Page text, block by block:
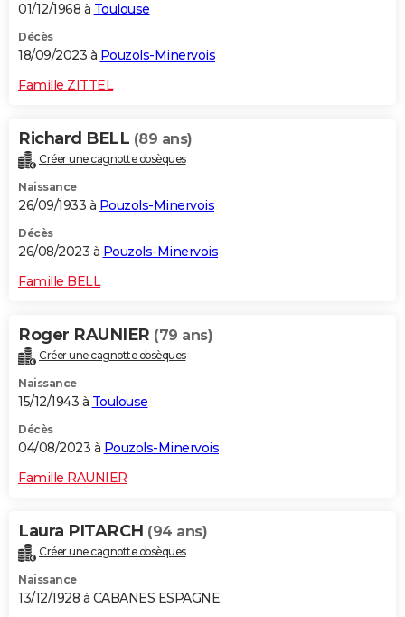
01/12/1968 à Toulouse
Décès
18/09/2023 à Pouzols-Minervois
Famille ZITTEL
Richard BELL (89 ans)
Créer une cagnotte obsèques
Naissance
26/09/1933 à Pouzols-Minervois
Décès
26/08/2023 à Pouzols-Minervois
Famille BELL
Roger RAUNIER (79 ans)
Créer une cagnotte obsèques
Naissance
15/12/1943 à Toulouse
Décès
04/08/2023 à Pouzols-Minervois
Famille RAUNIER
Laura PITARCH (94 ans)
Créer une cagnotte obsèques
Naissance
13/12/1928 à CABANES ESPAGNE